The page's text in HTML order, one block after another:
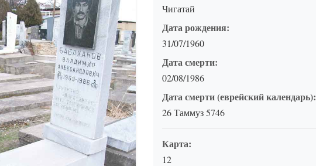
Чигатай
Дата рождения:
31/07/1960
Дата смерти:
02/08/1986
Дата смерти (еврейский календарь):
26 Таммуз 5746
Карта:
12